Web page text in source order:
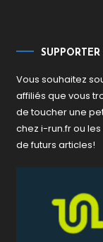
Vous souhaitez
affiliés que vous
de toucher une
chez i-run.fr ou
de futurs articles!